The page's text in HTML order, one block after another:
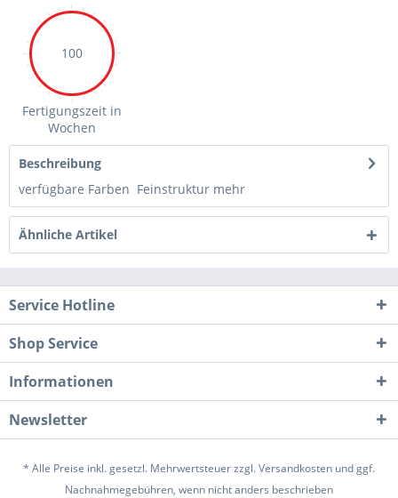
100
Fertigungszeit in
Wochen
Beschreibung
verfügbare Farben Feinstruktur mehr
Ähnliche Artikel
Service Hotline
Shop Service
Informationen
Newsletter
* Alle Preise inkl. gesetzl. Mehrwertsteuer zzgl.Versandkosten und ggf.
Nachnahmegebühren, wenn nicht anders beschrieben